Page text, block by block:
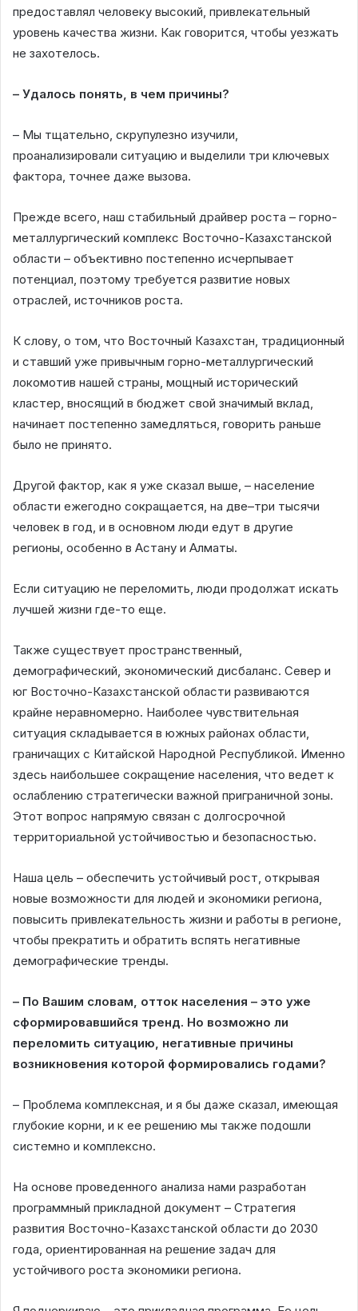
предоставлял человеку высокий, привлекательный
уровень качества жизни. Как говорится, чтобы уезжать
не захотелось.
– Удалось понять, в чем причины?
– Мы тщательно, скрупулезно изучили,
проанализировали ситуацию и выделили три ключевых
фактора, точнее даже вызова.
Прежде всего, наш стабильный драйвер роста – горно-
металлургический комплекс Восточно-Казахстанской
области – объективно постепенно исчерпывает
потенциал, поэтому требуется развитие новых
отраслей, источников роста.
К слову, о том, что Восточный Казахстан, традиционный
и ставший уже привычным горно-металлургический
локомотив нашей страны, мощный исторический
кластер, вносящий в бюджет свой значимый вклад,
начинает постепенно замедляться, говорить раньше
было не принято.
Другой фактор, как я уже сказал выше, – население
области ежегодно сокращается, на две–три тысячи
человек в год, и в основном люди едут в другие
регионы, особенно в Астану и Алматы.
Если ситуацию не переломить, люди продолжат искать
лучшей жизни где-то еще.
Также существует пространственный,
демографический, экономический дисбаланс. Север и
юг Восточно-Казахстанской области развиваются
крайне неравномерно. Наиболее чувствительная
ситуация складывается в южных районах области,
граничащих с Китайской Народной Республикой. Именно
здесь наибольшее сокращение населения, что ведет к
ослаблению стратегически важной приграничной зоны.
Этот вопрос напрямую связан с долгосрочной
территориальной устойчивостью и безопасностью.
Наша цель – обеспечить устойчивый рост, открывая
новые возможности для людей и экономики региона,
повысить привлекательность жизни и работы в регионе,
чтобы прекратить и обратить вспять негативные
демографические тренды.
– По Вашим словам, отток населения – это уже
сформировавшийся тренд. Но возможно ли
переломить ситуацию, негативные причины
возникновения которой формировались годами?
– Проблема комплексная, и я бы даже сказал, имеющая
глубокие корни, и к ее решению мы также подошли
системно и комплексно.
На основе проведенного анализа нами разработан
программный прикладной документ – Стратегия
развития Восточно-Казахстанской области до 2030
года, ориентированная на решение задач для
устойчивого роста экономики региона.